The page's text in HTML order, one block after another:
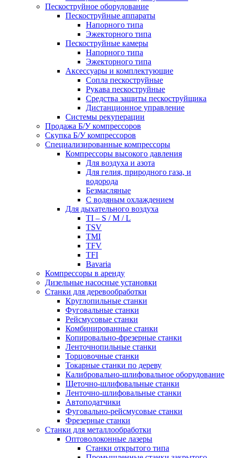
Пескоструйное оборудование
Пескоструйные аппараты
Напорного типа
Эжекторного типа
Пескоструйные камеры
Напорного типа
Эжекторного типа
Аксессуары и комплектующие
Сопла пескоструйные
Рукава пескоструйные
Средства защиты пескоструйщика
Дистанционное управление
Системы рекуперации
Продажа Б/У компрессоров
Скупка Б/У компрессоров
Специализированные компрессоры
Компрессоры высокого давления
Для воздуха и азота
Для гелия, природного газа, и
водорода
Безмасляные
С водяным охлаждением
Для дыхательного воздуха
TI – S / M / L
TSV
TMI
TFV
TFI
Bavaria
Компрессоры в аренду
Дизельные насосные установки
Станки для деревообработки
Круглопильные станки
Фуговальные станки
Рейсмусовые станки
Комбинированные станки
Копировально-фрезерные станки
Ленточнопильные станки
Торцовочные станки
Токарные станки по дереву
Калибровально-шлифовальное оборудование
Щеточно-шлифовальные станки
Ленточно-шлифовальные станки
Автоподатчики
Фуговально-рейсмусовые станки
Фрезерные станки
Станки для металлообработки
Оптоволоконные лазеры
Станки открытого типа